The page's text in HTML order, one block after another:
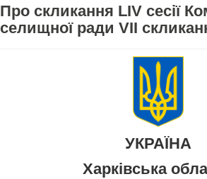
Про скликання LIV сесії
селищної ради VII
УКРАЇНА
Харківська